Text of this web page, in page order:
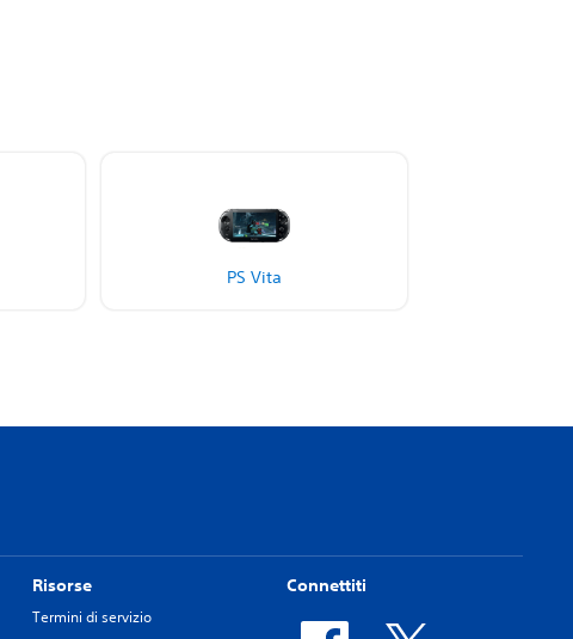
PS Vita
Risorse
Termini di servizio
Connettiti